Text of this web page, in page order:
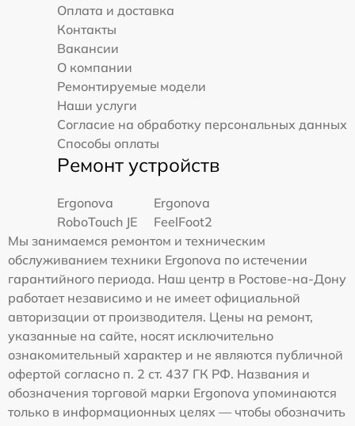
Оплата и доставка
Контакты
Вакансии
О компании
Ремонтируемые модели
Наши услуги
Согласие на обработку персональных данных
Способы оплаты
Ремонт устройств
Ergonova
RoboTouch JE
Ergonova
FeelFoot2
Мы занимаемся ремонтом и техническим
обслуживанием техники Ergonova по истечении
гарантийного периода. Наш центр в Ростове-на-Дону
работает независимо и не имеет официальной
авторизации от производителя. Цены на ремонт,
указанные на сайте, носят исключительно
ознакомительный характер и не являются публичной
офертой согласно п. 2 ст. 437 ГК РФ. Названия и
обозначения торговой марки Ergonova упоминаются
только в информационных целях — чтобы обозначить